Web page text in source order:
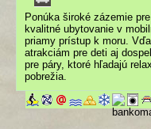
Ponúka široké zázemie
kvalitné ubytovanie v
priamy prístup k moru.
atrakciám pre deti aj
pre páry, ktoré hľadajú
pobrežia.